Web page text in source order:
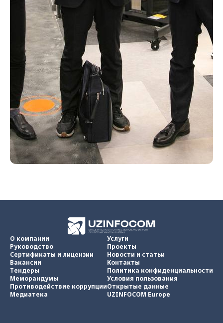
О компании
Руководство
Сертификаты и лицензии
Вакансии
Тендеры
Меморандумы
Противодействие коррупции
Медиатека
Услуги
Проекты
Новости и статьи
Контакты
Политика конфиденциальности
Условия пользования
Открытые данные
UZINFOCOM Europe